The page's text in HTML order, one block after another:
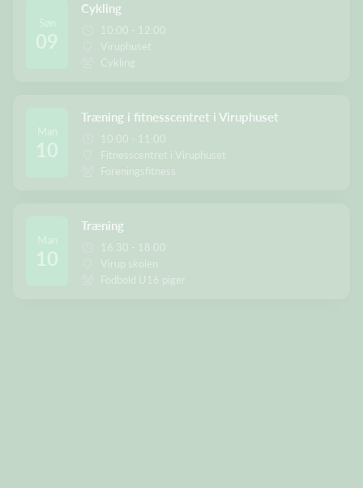
Søn
09
Cykling
10:00 - 12:00
Viruphuset
Cykling
Man
10
Træning i fitnesscentret i Viruphuset
10:00 - 11:00
Fitnesscentret i Viruphuset
Foreningsfitness
Man
10
Træning
16:30 - 18:00
Virup skolen
Fodbold U16 piger